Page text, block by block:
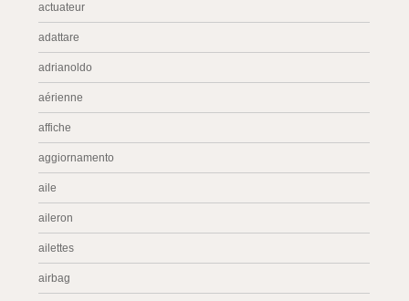
actuateur
adattare
adrianoldo
aérienne
affiche
aggiornamento
aile
aileron
ailettes
airbag